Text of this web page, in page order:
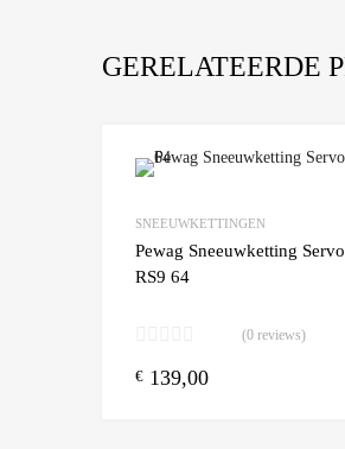
GERELATEERDE
SNEEUWKETTINGEN
Pewag Sneeuwketting
RS9 64
(0 reviews)
€ 139,00